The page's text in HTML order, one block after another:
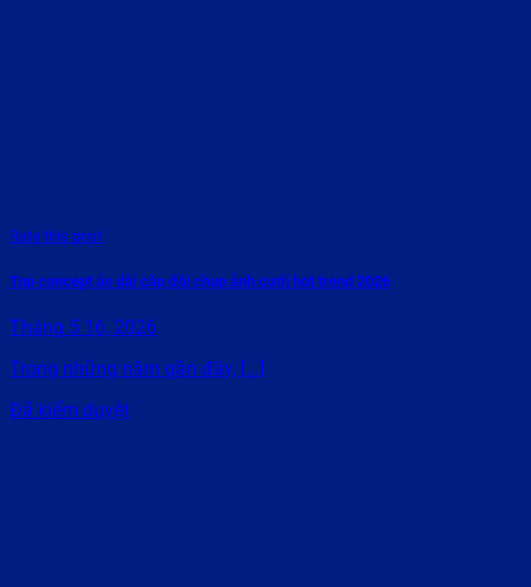
Rate this post
Top concept áo dài cặp đôi chụp ảnh cưới hot trend 2026
Tháng 5 16, 2026
Trong những năm gần đây, [...]
Đã kiểm duyệt